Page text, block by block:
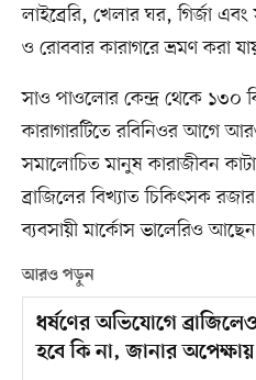
লাইব্রেরি, খেলার ঘর, গির্জা
ও রোববার কারাগরে ভ্রমণ করা
সাও পাওলোর কেন্দ্র থেকে ১৩০
কারাগারটিতে রবিনিওর আগে
সমালোচিত মানুষ কারাজীবন
ব্রাজিলের বিখ্যাত চিকিৎসক
ব্যবসায়ী মার্কোস ভালেরিও
আরও পড়ুন
ধর্ষণের অভিযোগে
হবে কি না, জানার